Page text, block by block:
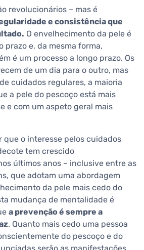
revolucionários – mas é
e consistência que
O envelhecimento da pele é
prazo e, da mesma forma,
é um processo a longo prazo. Os
de um dia para o outro, mas
cuidados regulares, a maioria
a pele do pescoço está mais
e com um aspeto geral mais
que o interesse pelos cuidados
tem crescido
últimos anos – inclusive entre as
que adotam uma abordagem
da pele mais cedo do
mudança de mentalidade é
a prevenção é sempre a
. Quanto mais cedo uma pessoa
do pescoço e do